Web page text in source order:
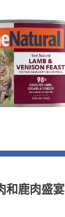
和鹿肉盛宴